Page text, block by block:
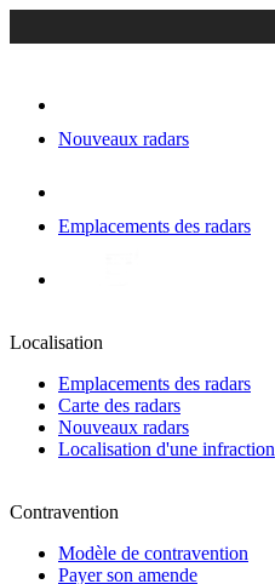
Nouveaux radars
Emplacements des radars
Localisation
Emplacements des radars
Carte des radars
Nouveaux radars
Localisation d'une infraction
Contravention
Modèle de contravention
Payer son amende